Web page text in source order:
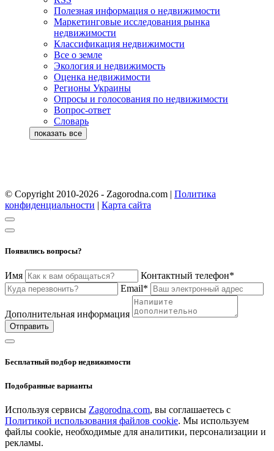
Полезная информация о недвижимости
Маркетинговые исследования рынка
недвижимости
Классификация недвижимости
Все о земле
Экология и недвижимость
Оценка недвижимости
Регионы Украины
Опросы и голосования по недвижимости
Вопрос-ответ
Словарь
© Copyright 2010-2026 - Zagorodna.com | Политика
конфиденциальности | Карта сайта
Появились вопросы?
Имя
Контактный телефон*
Email*
Дополнительная информация
Отправить
Бесплатный подбор недвижимости
Подобранные варианты
Используя сервисы Zagorodna.com, вы соглашаетесь с
Политикой использования файлов cookie. Мы используем
файлы cookie, необходимые для аналитики, персонализации и
рекламы.